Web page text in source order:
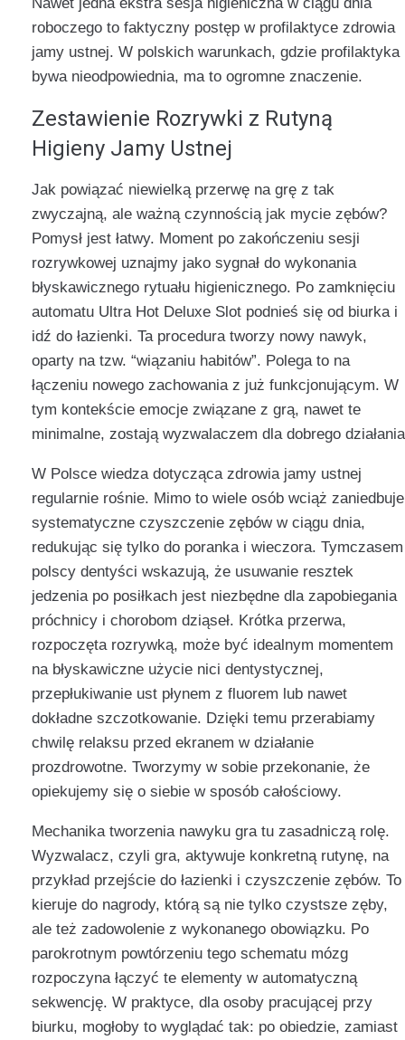
Nawet jedna ekstra sesja higieniczna w ciągu dnia
roboczego to faktyczny postęp w profilaktyce zdrowia
jamy ustnej. W polskich warunkach, gdzie profilaktyka
bywa nieodpowiednia, ma to ogromne znaczenie.
Zestawienie Rozrywki z Rutyną
Higieny Jamy Ustnej
Jak powiązać niewielką przerwę na grę z tak
zwyczajną, ale ważną czynnością jak mycie zębów?
Pomysł jest łatwy. Moment po zakończeniu sesji
rozrywkowej uznajmy jako sygnał do wykonania
błyskawicznego rytuału higienicznego. Po zamknięciu
automatu Ultra Hot Deluxe Slot podnieś się od biurka i
idź do łazienki. Ta procedura tworzy nowy nawyk,
oparty na tzw. “wiązaniu habitów”. Polega to na
łączeniu nowego zachowania z już funkcjonującym. W
tym kontekście emocje związane z grą, nawet te
minimalne, zostają wyzwalaczem dla dobrego
W Polsce wiedza dotycząca zdrowia jamy ustnej
regularnie rośnie. Mimo to wiele osób wciąż zaniedbuje
systematyczne czyszczenie zębów w ciągu dnia,
redukując się tylko do poranka i wieczora. Tymczasem
polscy dentyści wskazują, że usuwanie resztek
jedzenia po posiłkach jest niezbędne dla zapobiegania
próchnicy i chorobom dziąseł. Krótka przerwa,
rozpoczęta rozrywką, może być idealnym momentem
na błyskawiczne użycie nici dentystycznej,
przepłukiwanie ust płynem z fluorem lub nawet
dokładne szczotkowanie. Dzięki temu przerabiamy
chwilę relaksu przed ekranem w działanie
prozdrowotne. Tworzymy w sobie przekonanie, że
opiekujemy się o siebie w sposób całościowy.
Mechanika tworzenia nawyku gra tu zasadniczą rolę.
Wyzwalacz, czyli gra, aktywuje konkretną rutynę, na
przykład przejście do łazienki i czyszczenie zębów. To
kieruje do nagrody, którą są nie tylko czystsze zęby,
ale też zadowolenie z wykonanego obowiązku. Po
parokrotnym powtórzeniu tego schematu mózg
rozpoczyna łączyć te elementy w automatyczną
sekwencję. W praktyce, dla osoby pracującej przy
biurku, mogłoby to wyglądać tak: po obiedzie, zamiast